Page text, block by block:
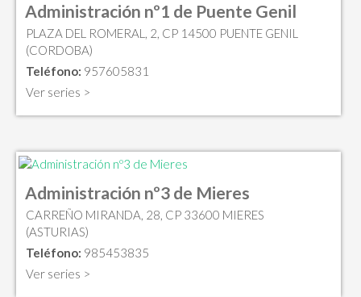
Administración nº1 de Puente Genil
PLAZA DEL ROMERAL, 2, CP 14500 PUENTE GENIL
(CORDOBA)
Teléfono: 957605831
Ver series >
Administración nº3 de Mieres
CARREÑO MIRANDA, 28, CP 33600 MIERES
(ASTURIAS)
Teléfono: 985453835
Ver series >